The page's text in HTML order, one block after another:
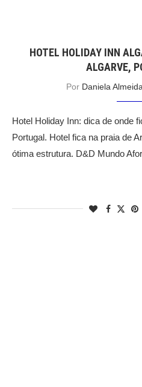
HOTEL HOLIDAY INN
ALGARVE,
Por Daniela Almeida
Hotel Holiday Inn: dica de onde
Portugal. Hotel fica na praia de
ótima estrutura. D&D Mundo